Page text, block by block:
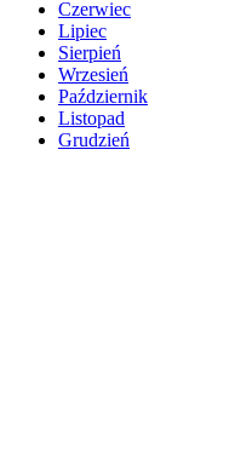
Czerwiec
Lipiec
Sierpień
Wrzesień
Październik
Listopad
Grudzień